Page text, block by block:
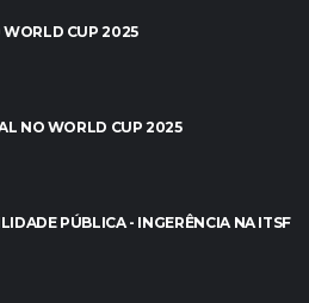
CUP 2025
NO WORLD CUP 2025
PÚBLICA - INGERÊNCIA NA ITSF